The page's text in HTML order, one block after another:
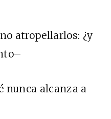
atropellarlos: ¿y
nunca alcanza a